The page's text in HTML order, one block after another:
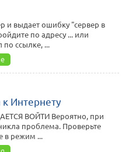
и выдает ошибку "сервер в
по адресу ... или
ссылке, ...
Интернету
ВОЙТИ Вероятно, при
проблема. Проверьте
в режим ...